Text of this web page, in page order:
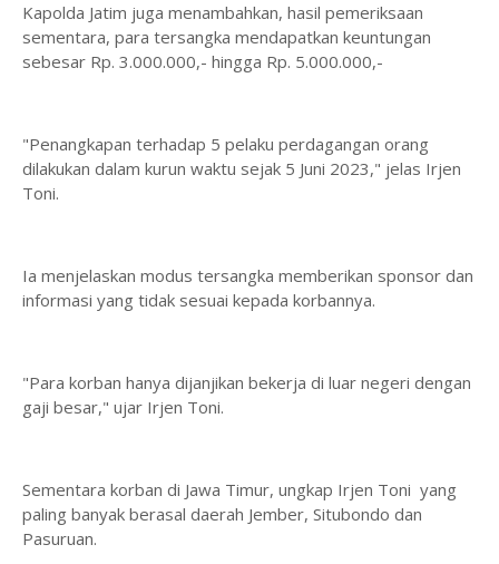
Kapolda Jatim juga menambahkan, hasil pemeriksaan
sementara, para tersangka mendapatkan keuntungan
sebesar Rp. 3.000.000,- hingga Rp. 5.000.000,-
"Penangkapan terhadap 5 pelaku perdagangan orang
dilakukan dalam kurun waktu sejak 5 Juni 2023," jelas Irjen
Toni.
Ia menjelaskan modus tersangka memberikan sponsor dan
informasi yang tidak sesuai kepada korbannya.
"Para korban hanya dijanjikan bekerja di luar negeri dengan
gaji besar," ujar Irjen Toni.
Sementara korban di Jawa Timur, ungkap Irjen Toni yang
paling banyak berasal daerah Jember, Situbondo dan
Pasuruan.